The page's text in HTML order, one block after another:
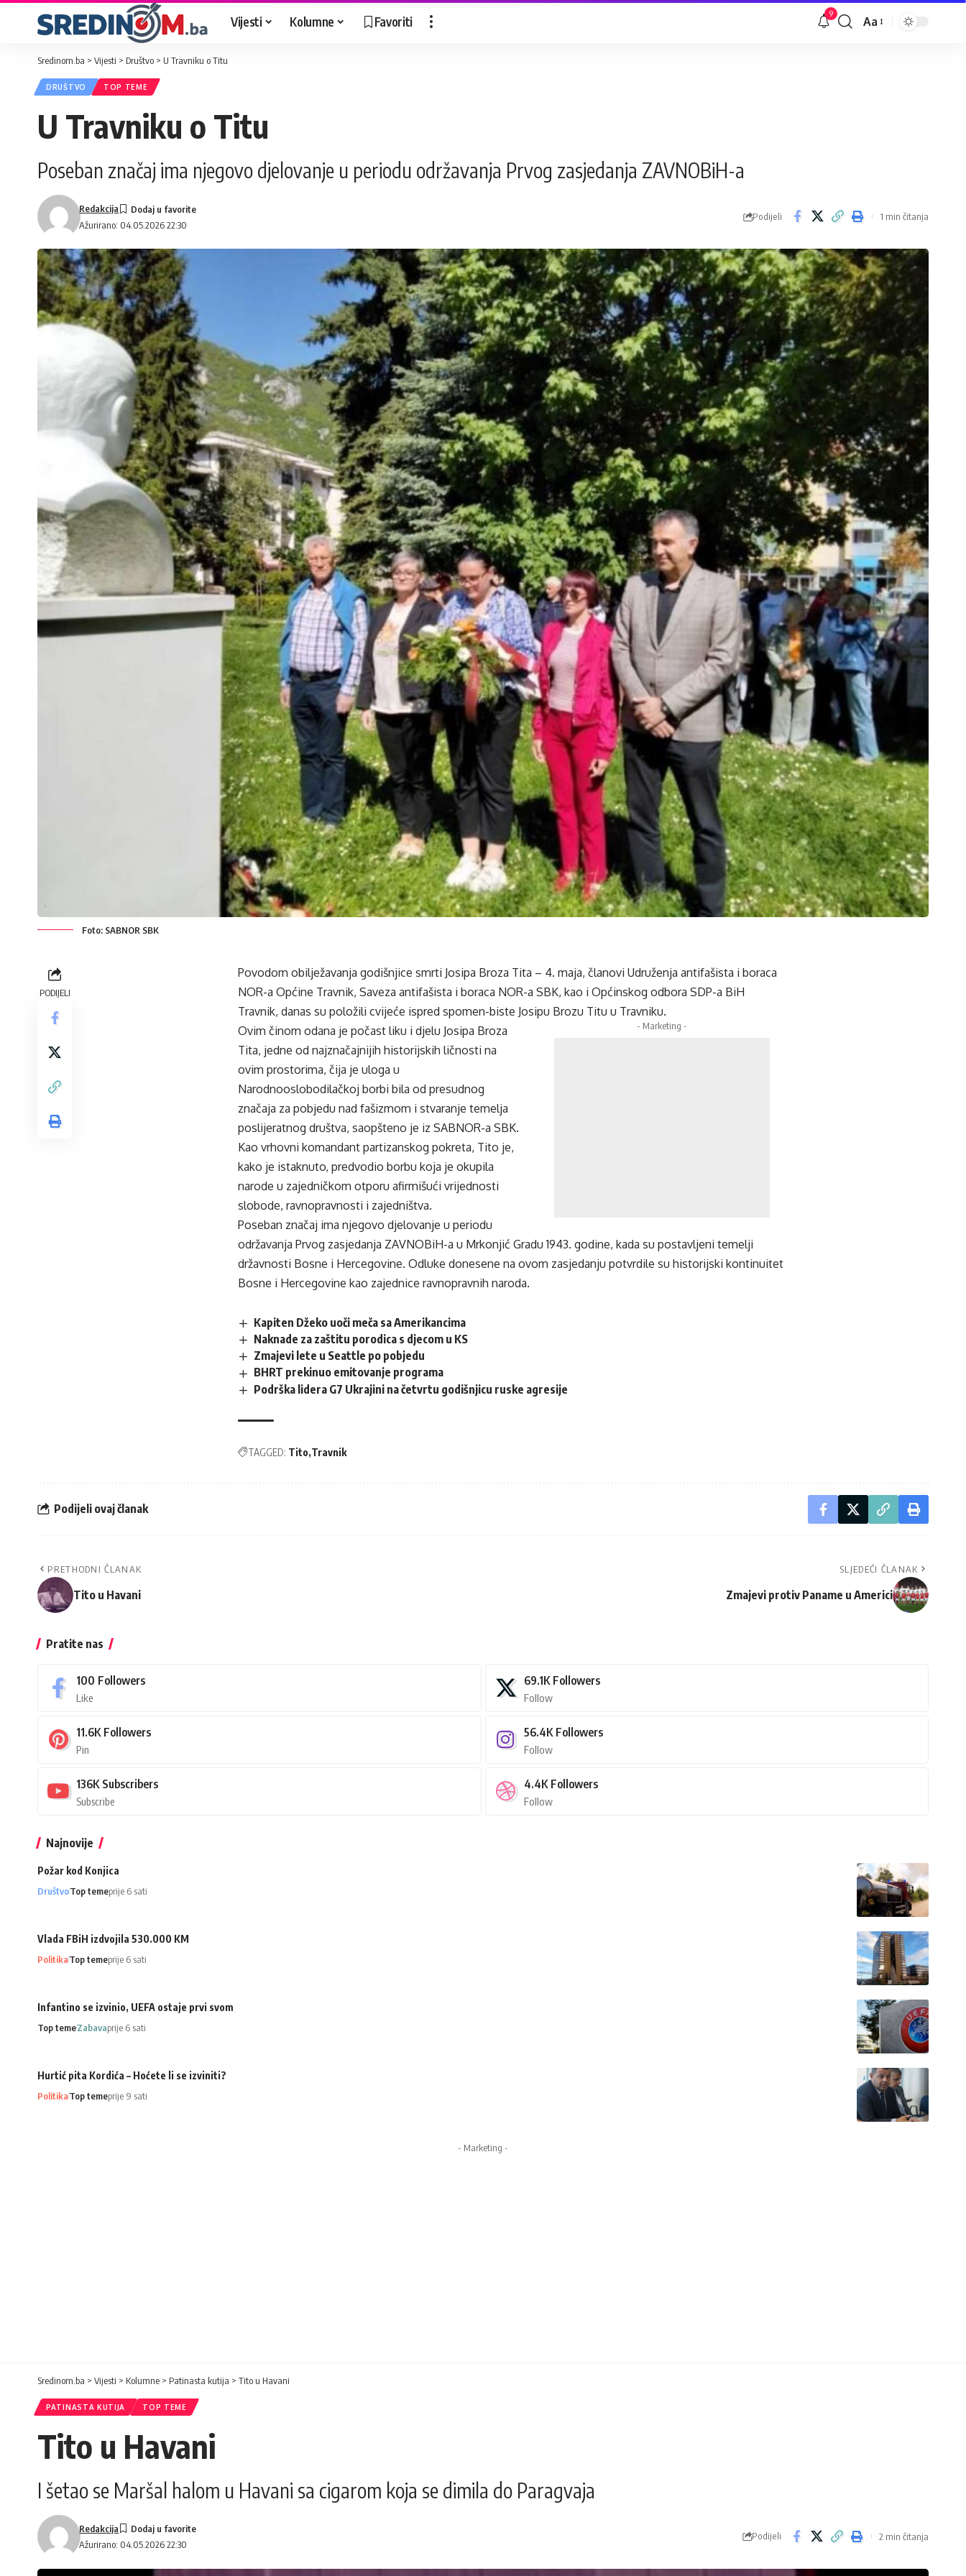
Vijesti Kolumne Favoriti 9
Veličina
Aa
Sredinom.ba > Vijesti > Društvo > U Travniku o Titu
DRUŠTVO TOP TEME
U Travniku o Titu
Poseban značaj ima njegovo djelovanje u periodu održavanja Prvog zasjedanja ZAVNOBiH-a
Ažurirano: 04.05.2026 22:30
Redakcija
Podijeli 1 min čitanja
Foto: SABNOR SBK
PODIJELI
Povodom obilježavanja godišnjice smrti Josipa Broza Tita – 4. maja, članovi Udruženja antifašista i boraca
NOR-a Općine Travnik, Saveza antifašista i boraca NOR-a SBK, kao i Općinskog odbora SDP-a BiH
Travnik, danas su položili cvijeće ispred spomen-biste Josipu Brozu Titu u Travniku.
- Marketing -
Ovim činom odana je počast liku i djelu Josipa Broza
Tita, jedne od najznačajnijih historijskih ličnosti na
ovim prostorima, čija je uloga u
Narodnooslobodilačkoj borbi bila od presudnog
značaja za pobjedu nad fašizmom i stvaranje temelja
poslijeratnog društva, saopšteno je iz SABNOR-a SBK.
Kao vrhovni komandant partizanskog pokreta, Tito je,
kako je istaknuto, predvodio borbu koja je okupila
narode u zajedničkom otporu afirmišući vrijednosti
slobode, ravnopravnosti i zajedništva.
Poseban značaj ima njegovo djelovanje u periodu
održavanja Prvog zasjedanja ZAVNOBiH-a u Mrkonjić Gradu 1943. godine, kada su postavljeni temelji
državnosti Bosne i Hercegovine. Odluke donesene na ovom zasjedanju potvrdile su historijski kontinuitet
Bosne i Hercegovine kao zajednice ravnopravnih naroda.
Kapiten Džeko uoči meča sa Amerikancima
Naknade za zaštitu porodica s djecom u KS
Zmajevi lete u Seattle po pobjedu
BHRT prekinuo emitovanje programa
Podrška lidera G7 Ukrajini na četvrtu godišnjicu ruske agresije
TAGGED: Tito Travnik
Podijeli ovaj članak
PRETHODNI ČLANAK
Tito u Havani
SLJEDEĆI ČLANAK
Zmajevi protiv Paname u Americi
Pratite nas
100 Followers
Like
69.1K Followers
Follow
11.6K Followers
Pin
56.4K Followers
Follow
136K Subscribers
Subscribe
4.4K Followers
Follow
Najnovije
Požar kod Konjica
DruštvoTop temeprije 6 sati
Vlada FBiH izdvojila 530.000 KM
PolitikaTop temeprije 6 sati
Infantino se izvinio, UEFA ostaje prvi svom
Top temeZabavaprije 6 sati
Hurtić pita Kordića – Hoćete li se izviniti?
PolitikaTop temeprije 9 sati
- Marketing -
Sredinom.ba > Vijesti > Kolumne > Patinasta kutija > Tito u Havani
PATINASTA KUTIJA TOP TEME
Tito u Havani
I šetao se Maršal halom u Havani sa cigarom koja se dimila do Paragvaja
Ažurirano: 04.05.2026 22:30
Redakcija
Podijeli 2 min čitanja